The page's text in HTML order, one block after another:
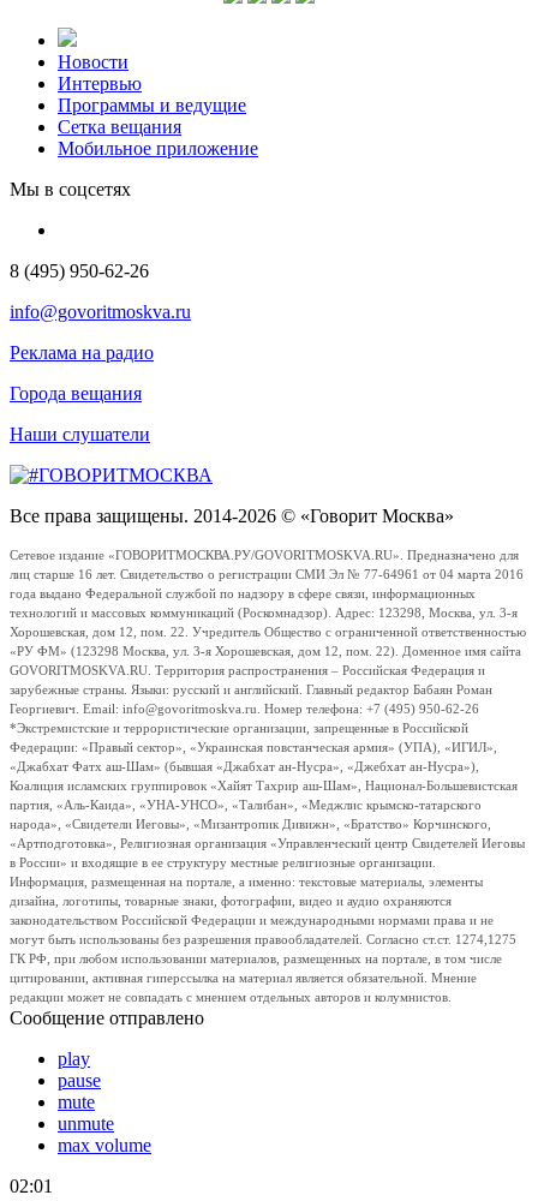
Новости
Интервью
Программы и ведущие
Сетка вещания
Мобильное приложение
Мы в соцсетях
8 (495) 950-62-26
info@govoritmoskva.ru
Реклама на радио
Города вещания
Наши слушатели
Все права защищены. 2014-2026 © «Говорит Москва»
Сетевое издание «ГОВОРИТМОСКВА.РУ/GOVORITMOSKVA.RU». Предназначено для
лиц старше 16 лет. Свидетельство о регистрации СМИ Эл № 77-64961 от 04 марта 2016
года выдано Федеральной службой по надзору в сфере связи, информационных
технологий и массовых коммуникаций (Роскомнадзор). Адрес: 123298, Москва, ул. 3-я
Хорошевская, дом 12, пом. 22. Учредитель Общество с ограниченной ответственностью
«РУ ФМ» (123298 Москва, ул. 3-я Хорошевская, дом 12, пом. 22). Доменное имя сайта
GOVORITMOSKVA.RU. Территория распространения – Российская Федерация и
зарубежные страны. Языки: русский и английский. Главный редактор Бабаян Роман
Георгиевич. Email: info@govoritmoskva.ru. Номер телефона: +7 (495) 950-62-26
*Экстремистские и террористические организации, запрещенные в Российской
Федерации: «Правый сектор», «Украинская повстанческая армия» (УПА), «ИГИЛ»,
«Джабхат Фатх аш-Шам» (бывшая «Джабхат ан-Нусра», «Джебхат ан-Нусра»),
Коалиция исламских группировок «Хайят Тахрир аш-Шам», Национал-Большевистская
партия, «Аль-Каида», «УНА-УНСО», «Талибан», «Меджлис крымско-татарского
народа», «Свидетели Иеговы», «Мизантропик Дивижн», «Братство» Корчинского,
«Артподготовка», Религиозная организация «Управленческий центр Свидетелей Иеговы
в России» и входящие в ее структуру местные религиозные организации.
Информация, размещенная на портале, а именно: текстовые материалы, элементы
дизайна, логотипы, товарные знаки, фотографии, видео и аудио охраняются
законодательством Российской Федерации и международными нормами права и не
могут быть использованы без разрешения правообладателей. Согласно ст.ст. 1274,1275
ГК РФ, при любом использовании материалов, размещенных на портале, в том числе
цитировании, активная гиперссылка на материал является обязательной. Мнение
редакции может не совпадать с мнением отдельных авторов и колумнистов.
Сообщение отправлено
play
pause
mute
unmute
max volume
02:01